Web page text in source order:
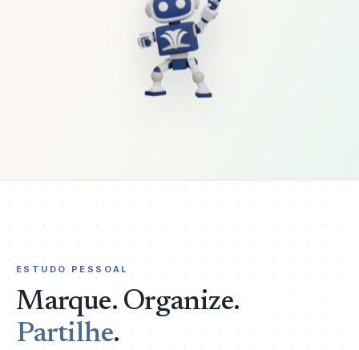
ESTUDO PESSOAL
Marque. Organize.
Partilhe.